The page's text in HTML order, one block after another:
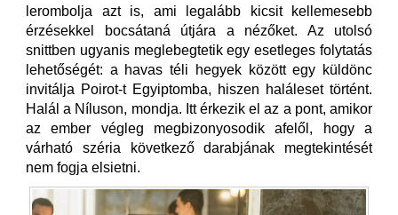
lerombolja azt is, ami legalább kicsit kellemesebb
érzésekkel bocsátaná útjára a nézőket. Az utolsó
snittben ugyanis meglebegtetik egy esetleges folytatás
lehetőségét: a havas téli hegyek között egy küldönc
invitálja Poirot-t Egyiptomba, hiszen haláleset történt.
Halál a Níluson, mondja. Itt érkezik el az a pont, amikor
az ember végleg megbizonyosodik afelől, hogy a
várható széria következő darabjának megtekintését
nem fogja elsietni.